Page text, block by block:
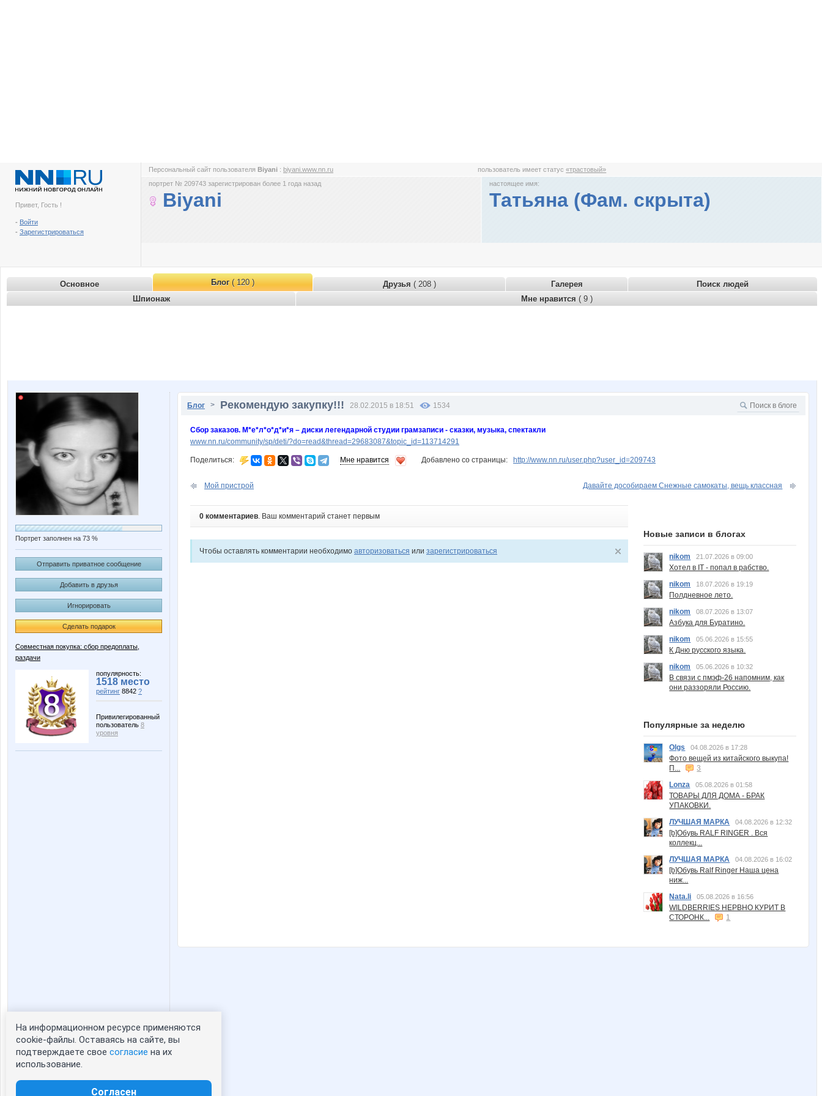
Привет, Гость !
- Войти
- Зарегистрироваться
Персональный сайт пользователя Biyani : biyani.www.nn.ru пользователь имеет статус«трастовый»
портрет № 209743 зарегистрирован более 1 года назад
Biyani
настоящее имя:
Татьяна (Фам. скрыта)
Основное Блог( 120 ) Друзья ( 208 ) Галерея
Поиск людей
Шпионаж
Мне нравится ( 9 )
Портрет заполнен на 73 %
Отправить приватное сообщение
Добавить в друзья
Игнорировать
Сделать подарок
Совместная покупка: сбор предоплаты,
раздачи
популярность:
1518 место
рейтинг 8842 ?
Привилегированный
пользователь 8
уровня
Статистика портрета:
сейчас просматривают портрет - 0
зарегистрированные пользователи
Блог > Рекомендую закупку!!! 28.02.2015 в 18:51 1534
Сбор заказов. М*е*л*о*д*и*я – диски легендарной студии грамзаписи - сказки, музыка, спектакли
www.nn.ru/community/sp/deti/?do=read&thread=29683087&topic_id=113714291
Поделиться: Мне нравится Добавлено со страницы: http://www.nn.ru/user.php?user_id=209743
Мой пристрой Давайте дособираем Снежные самокаты, вещь классная
0 комментариев. Ваш комментарий станет первым
Чтобы оставлять комментарии необходимо авторизоваться или зарегистрироваться
Новые записи в блогах
nikom 21.07.2026 в 09:00
Хотел в IT - попал в рабство.
nikom
18.07.2026 в 19:19
Полдневное лето.
nikom
08.07.2026 в 13:07
Азбука для Буратино.
nikom
05.06.2026 в 15:55
К Дню русского языка.
nikom
05.06.2026 в 10:32
В связи с пмэф-26 напомним, как
они раззоряли Россию.
Популярные за неделю
Olgs 04.08.2026 в 17:28
Фото вещей из китайского выкупа!
П...
3
Lonza
05.08.2026 в 01:58
ТОВАРЫ ДЛЯ ДОМА - БРАК
УПАКОВКИ.
ЛУЧШАЯ МАРКА
04.08.2026 в 12:32
[b]Обувь RALF RINGER . Вся
коллекц...
ЛУЧШАЯ МАРКА
04.08.2026 в 16:02
[b]Обувь Ralf Ringer Наша цена
ниж...
Nata.li
05.08.2026 в 16:56
WILDBERRIES НЕРВНО КУРИТ В
СТОРОНК...
1
На информационном ресурсе применяются
cookie-файлы. Оставаясь на сайте, вы
подтверждаете свое согласие на их
использование.
Согласен